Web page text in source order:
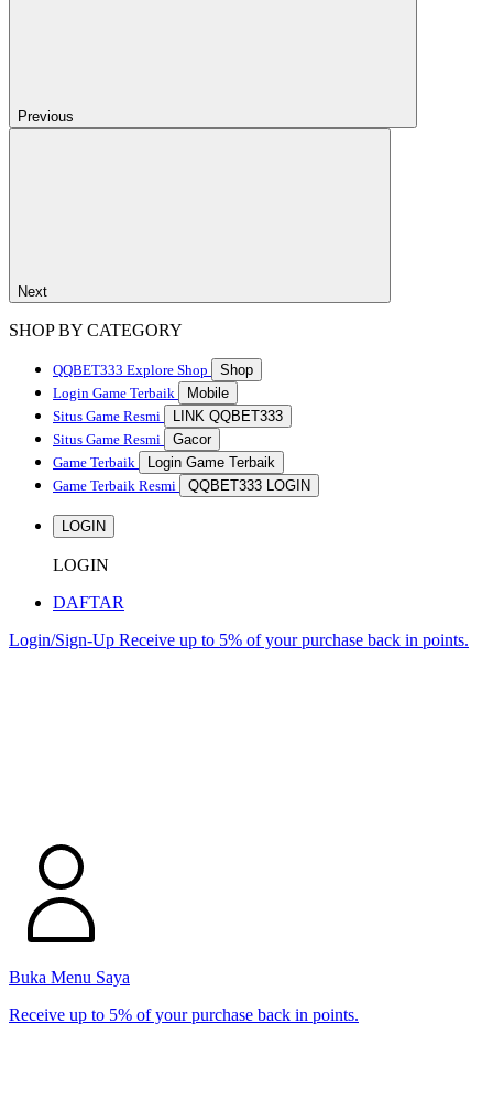
Previous
Next
SHOP BY CATEGORY
QQBET333 Explore Shop
Shop
Login Game Terbaik
Mobile
Situs Game Resmi
LINK QQBET333
Situs Game Resmi
Gacor
Game Terbaik
Login Game Terbaik
Game Terbaik Resmi
QQBET333 LOGIN
LOGIN
LOGIN
DAFTAR
Login/Sign-Up Receive up to 5% of your purchase back in points.
Buka Menu Saya
Receive up to 5% of your purchase back in points.